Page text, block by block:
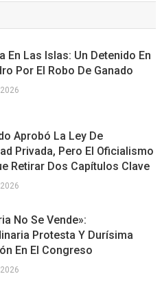
En Las Islas: Un Detenido En
Por El Robo De Ganado
Aprobó La Ley De
Privada, Pero El Oficialismo
Retirar Dos Capítulos Clave
No Se Vende»:
Protesta Y Durísima
En El Congreso